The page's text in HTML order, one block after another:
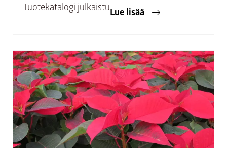
Tuotekatalogi julkaistuLue lisää